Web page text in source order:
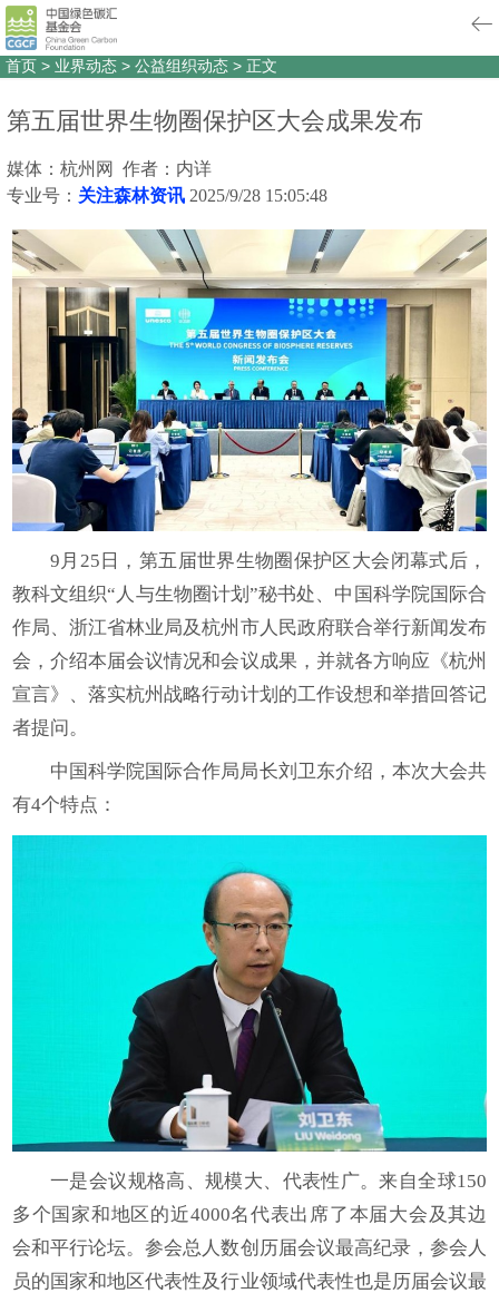
首页 > 业界动态 > 公益组织动态 > 正文
第五届世界生物圈保护区大会成果发布
媒体：杭州网 作者：内详
专业号： 关注森林资讯 2025/9/28 15:05:48
9月25日，第五届世界生物圈保护区大会闭幕式后，
教科文组织“人与生物圈计划”秘书处、中国科学院国际合
作局、浙江省林业局及杭州市人民政府联合举行新闻发布
会，介绍本届会议情况和会议成果，并就各方响应《杭州
宣言》、落实杭州战略行动计划的工作设想和举措回答记
者提问。
中国科学院国际合作局局长刘卫东介绍，本次大会共
有4个特点：
一是会议规格高、规模大、代表性广。来自全球150
多个国家和地区的近4000名代表出席了本届大会及其边
会和平行论坛。参会总人数创历届会议最高纪录，参会人
员的国家和地区代表性及行业领域代表性也是历届会议最